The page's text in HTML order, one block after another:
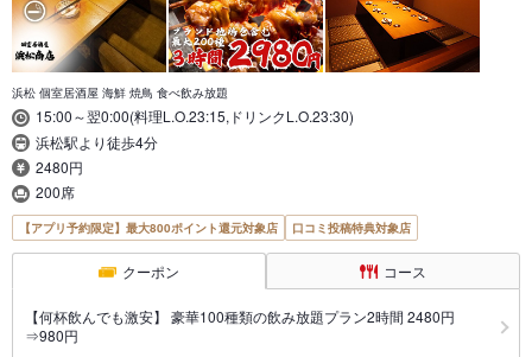
浜松 個室居酒屋 海鮮 焼鳥 食べ飲み放題
15:00～翌0:00(料理L.O.23:15,ドリンクL.O.23:30)
浜松駅より徒歩4分
2480円
200席
【アプリ予約限定】最大800ポイント還元対象店 口コミ投稿特典対象店
クーポン コース
【何杯飲んでも激安】 豪華100種類の飲み放題プラン2時間 2480円
⇒980円